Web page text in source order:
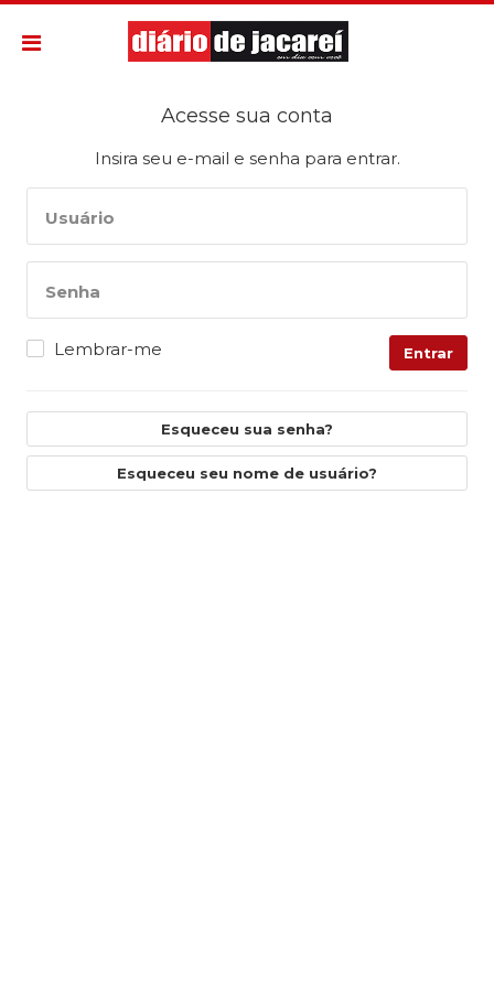
Acesse sua conta
Insira seu e-mail e senha para entrar.
Usuário
Senha
Lembrar-me Entrar
Esqueceu sua senha?
Esqueceu seu nome de usuário?